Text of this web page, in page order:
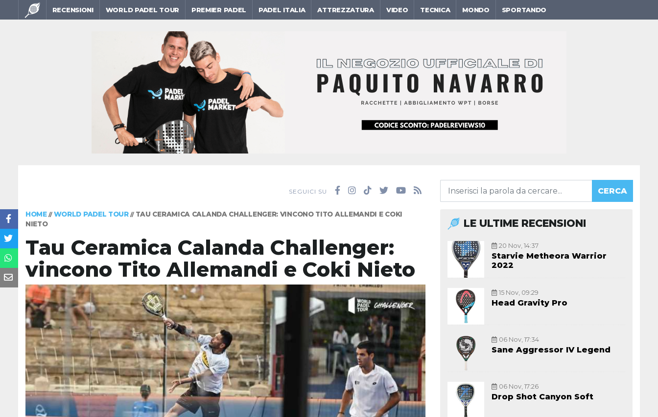
RECENSIONI WORLD PADEL TOUR PREMIER PADEL PADEL ITALIA ATTREZZATURA VIDEO TECNICA MONDO SPORTANDO
SEGUICI SU CERCA
HOME// WORLD PADEL TOUR// TAU CERAMICA CALANDA CHALLENGER: VINCONO TITO ALLEMANDI E COKI
NIETO
Tau Ceramica Calanda Challenger:
vincono Tito Allemandi e Coki Nieto
LE ULTIME RECENSIONI
20 Nov, 14:37
Starvie Metheora Warrior
2022
15 Nov, 09:29
Head Gravity Pro
06 Nov, 17:34
Sane Aggressor IV Legend
06 Nov, 17:26
Drop Shot Canyon Soft